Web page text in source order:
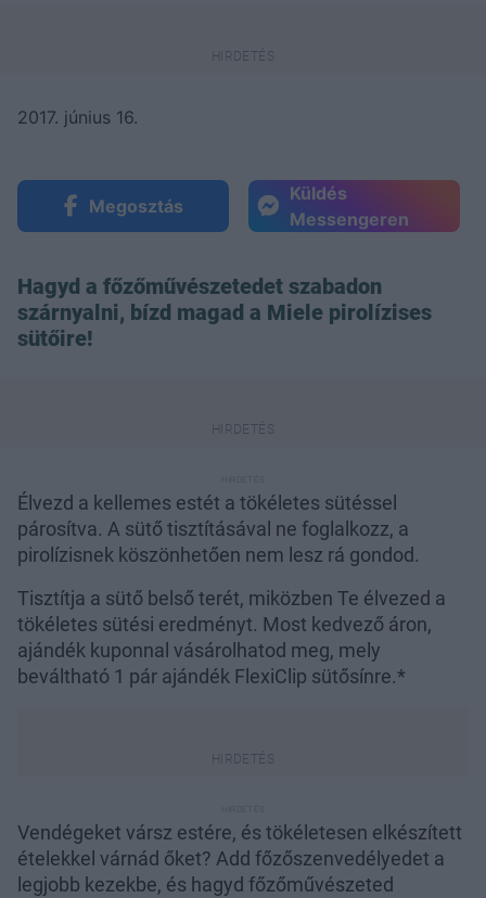
2017. június 16.
Megosztás
Küldés
Messengeren
Hagyd a főzőművészetedet szabadon
szárnyalni, bízd magad a Miele pirolízises
sütőire!
Élvezd a kellemes estét a tökéletes sütéssel
párosítva. A sütő tisztításával ne foglalkozz, a
pirolízisnek köszönhetően nem lesz rá gondod.
Tisztítja a sütő belső terét, miközben Te élvezed a
tökéletes sütési eredményt. Most kedvező áron,
ajándék kuponnal vásárolhatod meg, mely
beváltható 1 pár ajándék FlexiClip sütősínre.*
Vendégeket vársz estére, és tökéletesen elkészített
ételekkel várnád őket? Add főzőszenvedélyedet a
legjobb kezekbe, és hagyd főzőművészeted